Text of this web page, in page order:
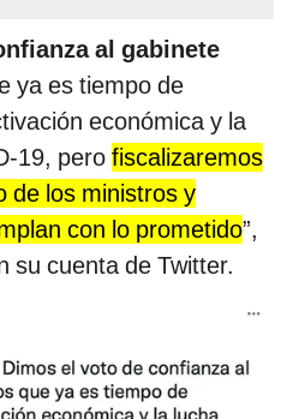
al gabinete
ya es tiempo de
económica y la
19, pero fiscalizaremos
de los ministros y
con lo prometido”,
su cuenta de Twitter.